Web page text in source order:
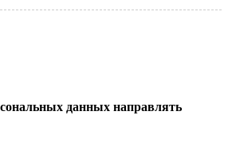
данных направлять